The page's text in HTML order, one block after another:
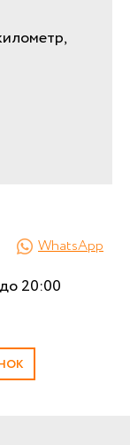
WhatsApp
20:00